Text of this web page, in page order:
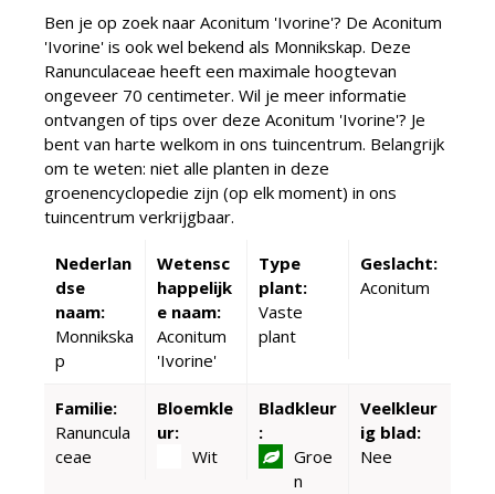
Ben je op zoek naar Aconitum 'Ivorine'? De Aconitum
'Ivorine' is ook wel bekend als Monnikskap. Deze
Ranunculaceae heeft een maximale hoogtevan
ongeveer 70 centimeter. Wil je meer informatie
ontvangen of tips over deze Aconitum 'Ivorine'? Je
bent van harte welkom in ons tuincentrum. Belangrijk
om te weten: niet alle planten in deze
groenencyclopedie zijn (op elk moment) in ons
tuincentrum verkrijgbaar.
Nederlan
dse
naam:
Monnikska
p
Wetensc
happelijk
e naam:
Aconitum
'Ivorine'
Type
plant:
Vaste
plant
Geslacht:
Aconitum
Familie:
Ranuncula
ceae
Bloemkle
ur:
Wit
Bladkleur
:
Groe
n
Veelkleur
ig blad:
Nee